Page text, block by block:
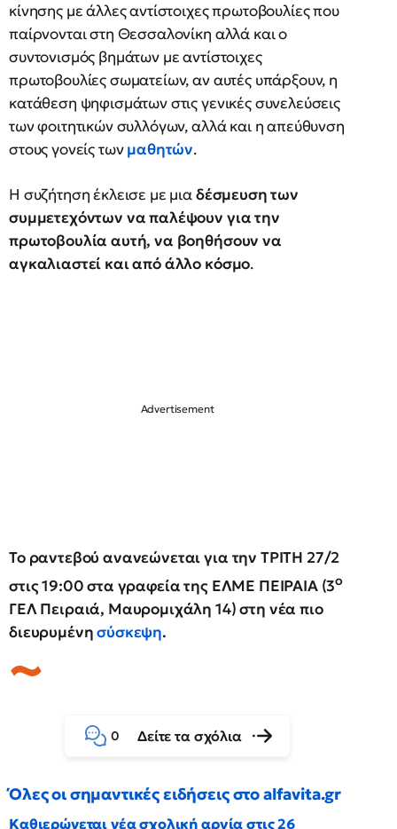
κίνησης με άλλες αντίστοιχες πρωτοβουλίες που
παίρνονται στη Θεσσαλονίκη αλλά και ο
συντονισμός βημάτων με αντίστοιχες
πρωτοβουλίες σωματείων, αν αυτές υπάρξουν, η
κατάθεση ψηφισμάτων στις γενικές συνελεύσεις
των φοιτητικών συλλόγων, αλλά και η απεύθυνση
στους γονείς τωνμαθητών.
Η συζήτηση έκλεισε με μιαδέσμευση των
συμμετεχόντων να παλέψουν για την
πρωτοβουλία αυτή, να βοηθήσουν να
αγκαλιαστεί και από άλλο κόσμο.
Το ραντεβού ανανεώνεται για την ΤΡΙΤΗ 27/2
στις 19:00 στα γραφεία της ΕΛΜΕ ΠΕΙΡΑΙΑ (3ο
ΓΕΛ Πειραιά, Μαυρομιχάλη 14) στη νέα πιο
διευρυμένησύσκεψη.
0 Δείτε τα σχόλια
Όλες οι σημαντικές ειδήσεις στο alfavita.gr
Καθιερώνεται νέα σχολική αργία στις 26